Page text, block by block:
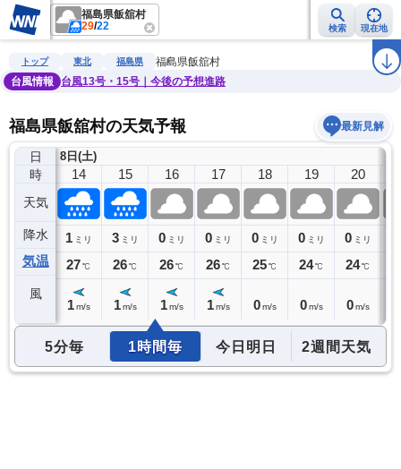
福島県飯舘村
29/22 検索 現在地
雨雲レーダー 台風情報 地震情報 ラ
トップ 東北 福島県
福島県飯舘村
台風情報
台風13号・15号｜今後の予想進路
福島県飯舘村の天気予報 最新見解
日
時
天気
降水
気温
風
8日(土)
13
1ミリ
27℃
14
1 ミリ
27℃
1 m/s
15
3 ミリ
26℃
1 m/s
16
0 ミリ
26℃
1 m/s
17
0 ミリ
26℃
1 m/s
18
0 ミリ
25℃
0 m/s
19
0 ミリ
24℃
0 m/s
20
0 ミリ
24℃
0 m/s
5分毎 1時間毎 今日明日 2週間天気